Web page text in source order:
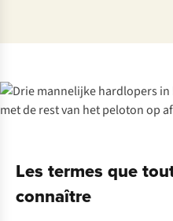
Les termes que
connaître